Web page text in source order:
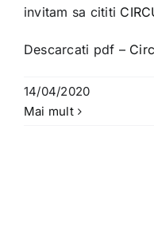
invitam sa cititi
Descarcati pdf –
14/04/2020
Mai mult